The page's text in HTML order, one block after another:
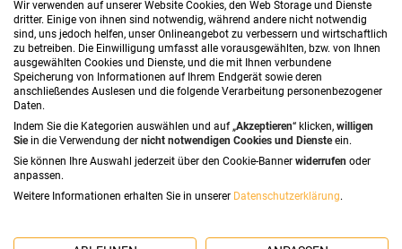
Wir verwenden auf unserer Website Cookies, den Web Storage und Dienste
dritter. Einige von ihnen sind notwendig, während andere nicht notwendig
sind, uns jedoch helfen, unser Onlineangebot zu verbessern und wirtschaftlich
zu betreiben. Die Einwilligung umfasst alle vorausgewählten, bzw. von Ihnen
ausgewählten Cookies und Dienste, und die mit Ihnen verbundene
Speicherung von Informationen auf Ihrem Endgerät sowie deren
anschließendes Auslesen und die folgende Verarbeitung personenbezogener
Daten.
Indem Sie die Kategorien auswählen und auf „Akzeptieren“ klicken, willigen
Sie in die Verwendung der nicht notwendigen Cookies und Diensteein.
Sie können Ihre Auswahl jederzeit über den Cookie-Banner widerrufen oder
anpassen.
Weitere Informationen erhalten Sie in unserer Datenschutzerklärung.